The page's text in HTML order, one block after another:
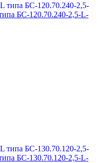
БС-120.70.240-2,5-L-
БС-130.70.120-2,5-L-